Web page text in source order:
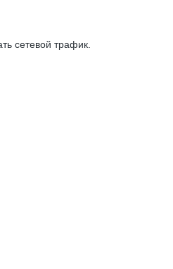
сетевой трафик.